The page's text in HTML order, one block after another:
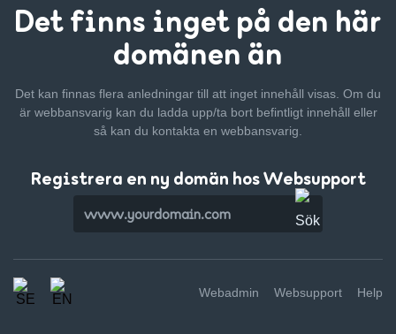
Det finns inget på den här
domänen än
Det kan finnas flera anledningar till att inget innehåll visas. Om du
är webbansvarig kan du ladda upp/ta bort befintligt innehåll eller
så kan du kontakta en webbansvarig.
Registrera en ny domän hos Websupport
Webadmin Websupport Help